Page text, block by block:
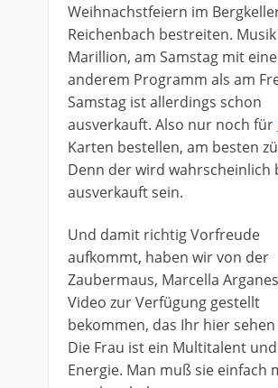
Weihnachstfeiern im
Reichenbach bestreiten.
Marillion, am Samstag mit
anderem Programm als am
Samstag ist allerdings schon
ausverkauft. Also nur noch für
Karten bestellen, am besten
Denn der wird wahrscheinlich
ausverkauft sein.
​Und damit richtig Vorfreude
aufkommt, haben wir von der
Zaubermaus, Marcella
Video zur Verfügung gestellt
bekommen, das Ihr hier
Die Frau ist ein Multitalent
Energie. Man muß sie einfach